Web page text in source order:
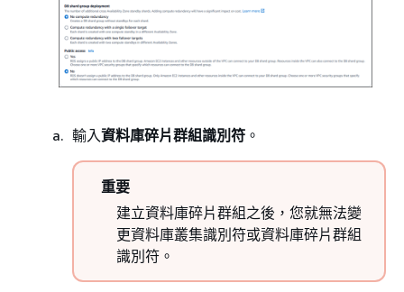
輸入資料庫碎片群組識別符 。
重要
建立資料庫碎片群組之後，您就無法變
更資料庫叢集識別符或資料庫碎片群組
識別符。